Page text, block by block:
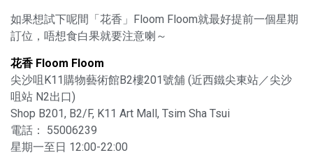
如果想試下呢間「花香」Floom Floom就最好提前一個星期
訂位，唔想食白果就要注意喇～
花香 Floom Floom
尖沙咀K11購物藝術館B2樓201號舖 (近西鐵尖東站／尖沙
咀站 N2出口)
Shop B201, B2/F, K11 Art Mall, Tsim Sha Tsui
電話： 55006239
星期一至日 12:00-22:00